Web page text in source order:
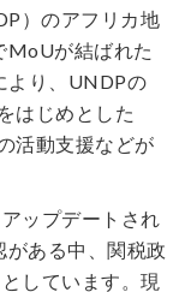
）のアフリカ地
MoUが結ばれた
より、UNDPの
はじめとした
活動支援などが
ップデートされ
ある中、関税政
しています。現